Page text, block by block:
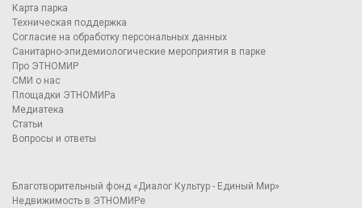
Карта парка
Техническая поддержка
Согласие на обработку персональных данных
Санитарно-эпидемиологические мероприятия в парке
Про ЭТНОМИР
СМИ о нас
Площадки ЭТНОМИРа
Медиатека
Статьи
Вопросы и ответы
Благотворительный фонд «Диалог Культур - Единый Мир»
Недвижимость в ЭТНОМИРе